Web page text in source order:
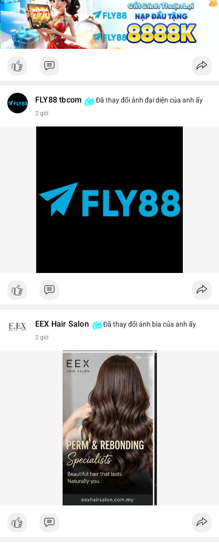
lời ngắn hạn sẽ gia tăng.
Lời khuyên: Nhà đầu tư nhỏ lẻ nên theo dõi sát các khối xác
nhận tiếp theo của TxID này. Nếu BTC được chuyển tiếp lên
sàn trong vòng 24 giờ, hãy thận trọng với nhịp điều chỉnh.
cố cho xu hướng tăng trung hạn.
FLY88 tbcom Đã thay đổi ảnh đại diện của anh ấy
2 giờ
EEX Hair Salon Đã thay đổi ảnh bìa của anh ấy
2 giờ